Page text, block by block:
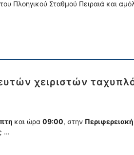
Πλοηγικού Σταθμού Πειραιά και
χειριστών
και ώρα 09:00, στην
…